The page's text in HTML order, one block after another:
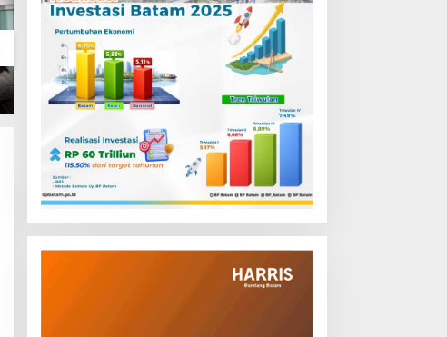
BP Batam Buka Layanan
Alokasi Tanah Reguler
Berbasis Digital Melalui LMS
Waspadai Modus Penipuan
Online, Disdukcapil Batam
Tegaskan Aktivasi IKD Wajib
Tatap Muka